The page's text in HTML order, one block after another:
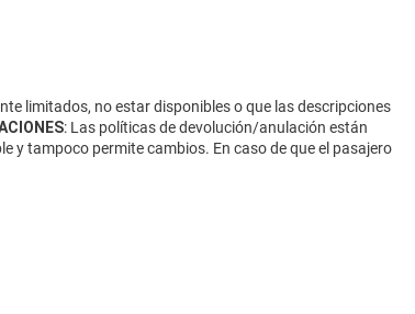
limitados, no estar disponibles o que las descripciones
: Las políticas de devolución/anulación están
y tampoco permite cambios. En caso de que el pasajero